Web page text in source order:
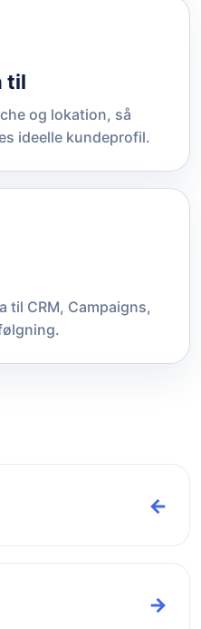
til
og lokation, så
ideelle kundeprofil.
til CRM, Campaigns,
←
→